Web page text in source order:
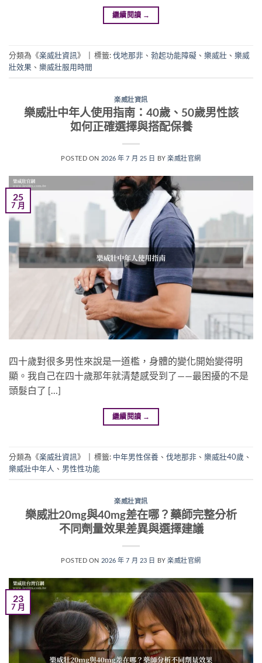
繼續閱讀 →
分類為《楽威壯資訊》 標籤:伐地那非 、 勃起功能障礙 、 樂威壯 、 樂威
壯效果 、 樂威壯服用時間
楽威壯資訊
樂威壯中年人使用指南：40歲、50歲男性該
如何正確選擇與搭配保養
POSTED ON 2026 年 7 月 25 日 BY楽威壯官網
25
7 月
四十歲對很多男性來說是一道檻，身體的變化開始變得明
顯。我自己在四十歲那年就清楚感受到了——最困擾的不是
頭髮白了 […]
繼續閱讀 →
分類為《楽威壯資訊》 標籤: 中年男性保養 、 伐地那非 、 樂威壯40歲 、
樂威壯中年人 、 男性性功能
楽威壯資訊
樂威壯20mg與40mg差在哪？藥師完整分析
不同劑量效果差異與選擇建議
POSTED ON 2026 年 7 月 23 日 BY楽威壯官網
23
7 月